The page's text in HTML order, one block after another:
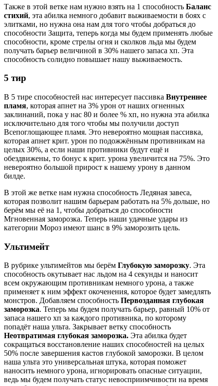
Также в этой ветке нам нужно взять на 1 способность Баланс
стихий, эта абилка немного добавит выживаемости в боях с
элитками, но нужна она нам для того чтобы добраться до
способности Защита, теперь когда мы будем применять любые
способности, кроме стрелы огня и сколков льда мы будем
получать барьер величиной в 30% нашего запаса хп. Эта
способность солидно повышает нашу выживаемость.
5 тир
В 5 тире способностей нас интересует пассивка Внутреннее
пламя, которая апнет на 3% урон от наших огненных
заклинаний, пока у нас 80 и более % хп, но нужна эта абилка
исключительно для того чтобы мы получили доступ
Всепоглощающее пламя. Это невероятно мощная пассивка,
которая апнет крит. урон по подожжённым противникам на
целых 30%, а если наши противники будут ещё и
обездвижены, то бонус к крит. урона увеличится на 75%. Это
невероятно большой прирост к нашему урону в данном
билде.
В этой же ветке нам нужна способность Ледяная завеса,
которая позволит нашим барьерам работать на 5% дольше, но
берём мы её на 1, чтобы добраться до способности
Мгновенная заморозка. Теперь наши удачные удары из
категории Мороз имеют шанс в 9% заморозить цель.
Ультимейт
В рубрике ультимейтов мы берём Глубокую заморозку. Эта
способность окутывает нас льдом на 4 секунды и наносит
всем окружающим противникам немного урона, а также
применяет к ним эффект окоченения, которое будет замедлять
монстров. Добавляем способность Первозданная глубокая
заморозка. Теперь мы будем получать барьер, равный 10% от
запаса нашего хп за каждого противника, по которому
попадёт наша ульта. Закрывает ветку способность
Неотвратимая глубокая заморозка. Эта абилка будет
сокращаться восстановление наших способностей на целых
50% после завершения кастов глубокой заморозки. В целом
наша ульта это универсальная штука, которая поможет
наносить немного урона, игнорировать опасные ситуации,
ведь мы будем получать статус невосприимчивости на время